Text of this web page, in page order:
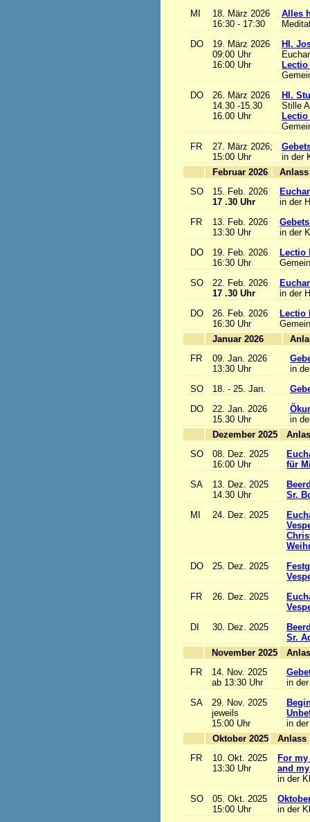
MI
18. März 2026
16:30 - 17:30
Alles
DO
19. März 2026
09:00 Uhr
16:00 Uhr
Hl.
DO
26. März 2026
14.30 -15.30
16.00 Uhr
Hl.
Stille
FR
27. März 2026;
15:00 Uhr
in der
Februar 2026
SO
15. Feb. 2026
17 .30 Uhr
in der
FR
13. Feb. 2026
13:30 Uhr
in der
DO
19. Feb. 2026
16:30 Uhr
Lectio
SO
22. Feb. 2026
17 .30 Uhr
in der
DO
26. Feb. 2026
16:30 Uhr
Lectio
Januar 2026
FR
09. Jan. 2026
13:30 Uhr
in
SO
18. - 25. Jan.
DO
22. Jan. 2026
15.30 Uhr
in
Dezember 2025
SO
08. Dez. 2025
16:00 Uhr
für
SA
13. Dez. 2025
14.30 Uhr
Sr.
MI
24. Dez. 2025
DO
25. Dez. 2025
FR
26. Dez. 2025
DI
30. Dez. 2025
Sr.
November 2025
FR
14. Nov. 2025
ab 13:30 Uhr
in
SA
29. Nov. 2025
jeweils
15:00 Uhr
in
Oktober 2025
FR
10. Okt. 2025
13:30 Uhr
For
and
in der
SO
05. Okt. 2025
15:00 Uhr
in der